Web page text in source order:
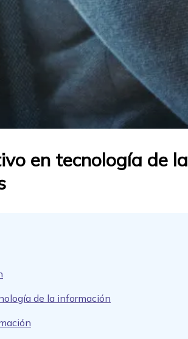
en tecnología de la
de la información